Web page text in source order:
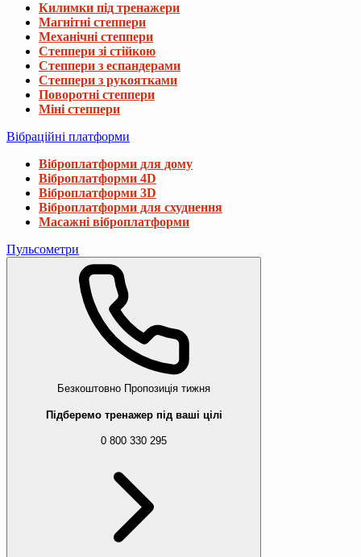
Килимки під тренажери
Магнітні степпери
Механічні степпери
Степпери зі стійкою
Степпери з еспандерами
Степпери з рукоятками
Поворотні степпери
Міні степпери
Вібраційні платформи
Віброплатформи для дому
Віброплатформи 4D
Віброплатформи 3D
Віброплатформи для схуднення
Масажні віброплатформи
Пульсометри
Безкоштовно Пропозиція тижня
Підберемо тренажер під ваші цілі
0 800 330 295